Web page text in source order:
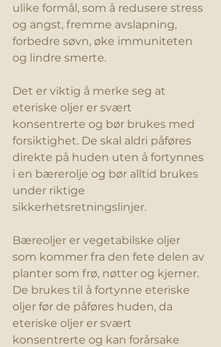
ulike formål, som å redusere stress
og angst, fremme avslapning,
forbedre søvn, øke immuniteten
og lindre smerte.
Det er viktig å merke seg at
eteriske oljer er svært
konsentrerte og bør brukes med
forsiktighet. De skal aldri påføres
direkte på huden uten å fortynnes
i en bærerolje og bør alltid brukes
under riktige
sikkerhetsretningslinjer.
Bæreoljer er vegetabilske oljer
som kommer fra den fete delen av
planter som frø, nøtter og kjerner.
De brukes til å fortynne eteriske
oljer før de påføres huden, da
eteriske oljer er svært
konsentrerte og kan forårsake